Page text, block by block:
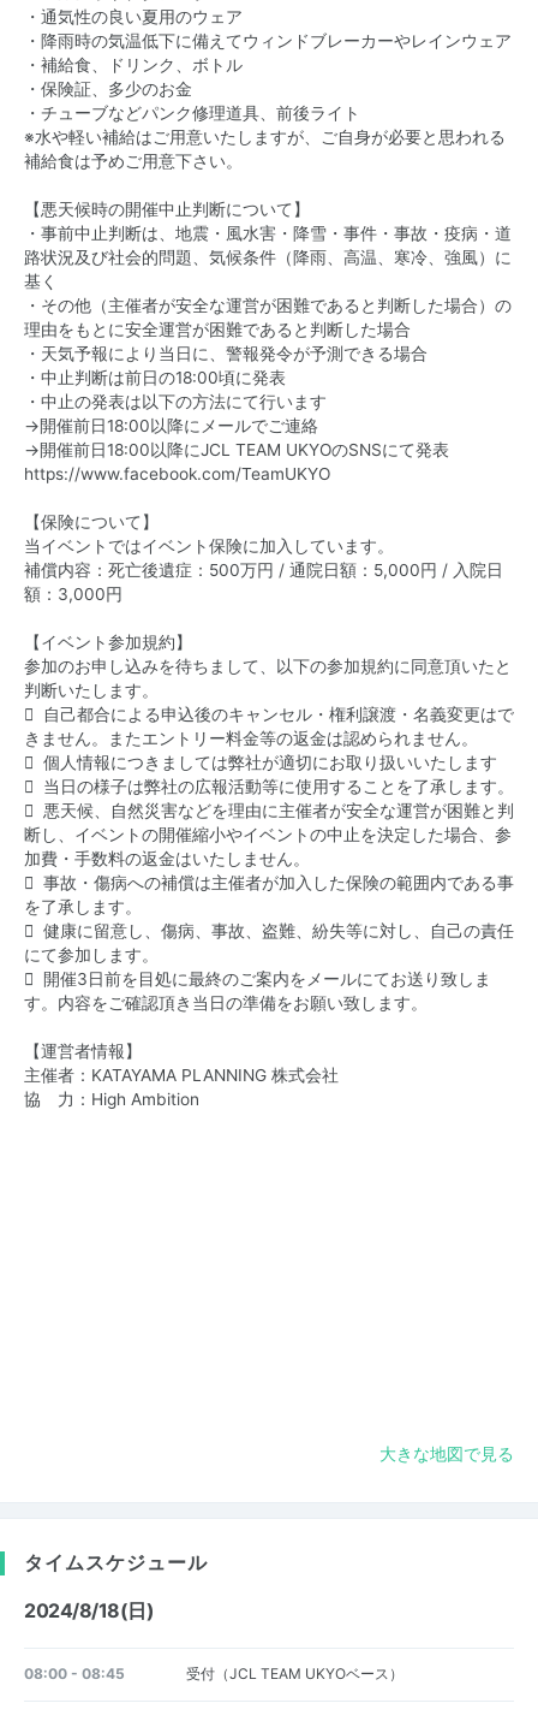
・通気性の良い夏用のウェア
・降雨時の気温低下に備えてウィンドブレーカーやレインウェア
・補給食、ドリンク、ボトル
・保険証、多少のお金
・チューブなどパンク修理道具、前後ライト
※水や軽い補給はご用意いたしますが、ご自身が必要と思われる
補給食は予めご用意下さい。
【悪天候時の開催中止判断について】
・事前中止判断は、地震・風水害・降雪・事件・事故・疫病・道
路状況及び社会的問題、気候条件（降雨、高温、寒冷、強風）に
基く
・その他（主催者が安全な運営が困難であると判断した場合）の
理由をもとに安全運営が困難であると判断した場合
・天気予報により当日に、警報発令が予測できる場合
・中止判断は前日の18:00頃に発表
・中止の発表は以下の方法にて行います
→開催前日18:00以降にメールでご連絡
→開催前日18:00以降にJCL TEAM UKYOのSNSにて発表
https://www.facebook.com/TeamUKYO
【保険について】
当イベントではイベント保険に加入しています。
補償内容：死亡後遺症：500万円 / 通院日額：5,000円 / 入院日
額：3,000円
【イベント参加規約】
参加のお申し込みを待ちまして、以下の参加規約に同意頂いたと
判断いたします。
 自己都合による申込後のキャンセル・権利譲渡・名義変更はで
きません。またエントリー料金等の返金は認められません。
 個人情報につきましては弊社が適切にお取り扱いいたします
 当日の様子は弊社の広報活動等に使用することを了承します。
 悪天候、自然災害などを理由に主催者が安全な運営が困難と判
断し、イベントの開催縮小やイベントの中止を決定した場合、参
加費・手数料の返金はいたしません。
 事故・傷病への補償は主催者が加入した保険の範囲内である事
を了承します。
 健康に留意し、傷病、事故、盗難、紛失等に対し、自己の責任
にて参加します。
 開催3日前を目処に最終のご案内をメールにてお送り致しま
す。内容をご確認頂き当日の準備をお願い致します。
【運営者情報】
主催者：KATAYAMA PLANNING 株式会社
協 力：High Ambition
大きな地図で見る
タイムスケジュール
2024/8/18(日)
08:00 - 08:45 受付（JCL TEAM UKYOベース）